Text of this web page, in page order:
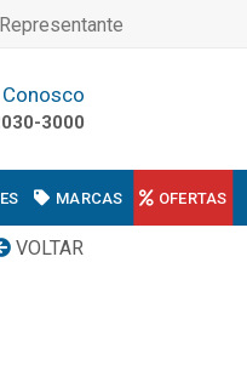
Conosco
3000
MARCAS OFERTAS
VOLTAR